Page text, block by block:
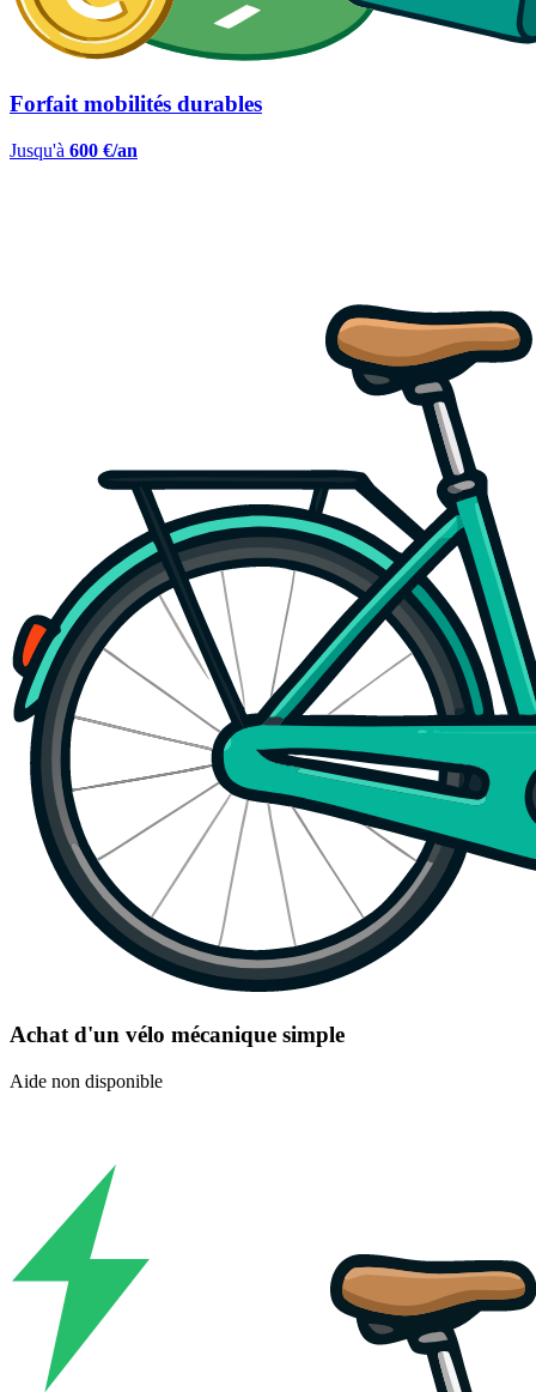
Forfait mobilités durables
Jusqu'à 600 €/an
Achat d'un vélo mécanique simple
Aide non disponible